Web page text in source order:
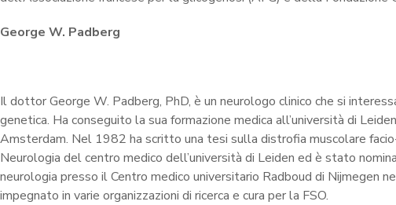
George W. Padberg
Il dottor George W. Padberg, PhD, è un neurologo clinico che si
genetica. Ha conseguito la sua formazione medica all’università di
Amsterdam. Nel 1982 ha scritto una tesi sulla distrofia muscolare
Neurologia del centro medico dell’università di Leiden ed è stato
neurologia presso il Centro medico universitario Radboud di Nijmegen
impegnato in varie organizzazioni di ricerca e cura per la FSO.